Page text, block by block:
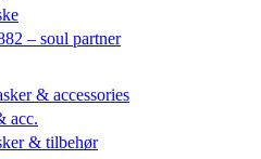
– soul partner
& accessories
acc.
& tilbehør